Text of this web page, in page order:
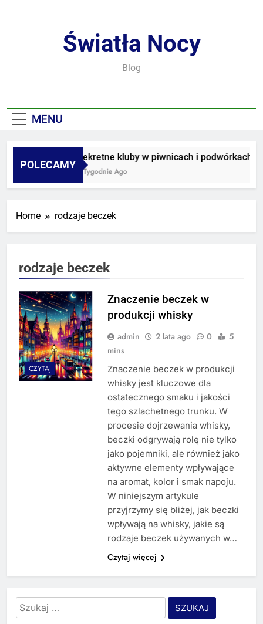
Światła Nocy
Blog
MENU
POLECAMY
Sekretne kluby w piwnicach i podwórkach
2 Tygodnie Ago
Home rodzaje beczek
rodzaje beczek
CZYTAJ
Znaczenie beczek w
produkcji whisky
admin 2 lata ago 0
5
mins
Znaczenie beczek w produkcji
whisky jest kluczowe dla
ostatecznego smaku i jakości
tego szlachetnego trunku. W
procesie dojrzewania whisky,
beczki odgrywają rolę nie tylko
jako pojemniki, ale również jako
aktywne elementy wpływające
na aromat, kolor i smak napoju.
W niniejszym artykule
przyjrzymy się bliżej, jak beczki
wpływają na whisky, jakie są
rodzaje beczek używanych w…
Czytaj więcej
Szukaj: